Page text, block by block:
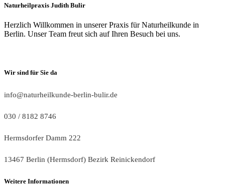
Naturheilpraxis Judith Bulir
Herzlich Willkommen in unserer Praxis für Naturheilkunde in
Berlin. Unser Team freut sich auf Ihren Besuch bei uns.
Wir sind für Sie da
info@naturheilkunde-berlin-bulir.de
030 / 8182 8746
Hermsdorfer Damm 222
13467 Berlin (Hermsdorf) Bezirk Reinickendorf
Weitere Informationen